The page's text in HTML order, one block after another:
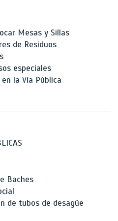
Mesas y Sillas
de Residuos
especiales
la Vía Pública
Baches
de tubos de desagüe